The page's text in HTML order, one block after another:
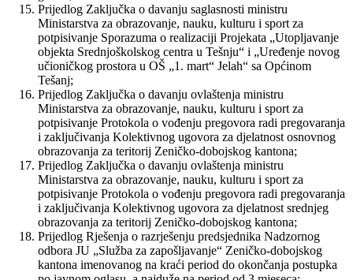
Prijedlog Zaključka o davanju saglasnosti ministru
Ministarstva za obrazovanje, nauku, kulturu i sport za
potpisivanje Sporazuma o realizaciji Projekata „Utopljavanje
objekta Srednjoškolskog centra u Tešnju“ i „Uređenje novog
učioničkog prostora u OŠ „1. mart“ Jelah“ sa Općinom
Tešanj;
Prijedlog Zaključka o davanju ovlaštenja ministru
Ministarstva za obrazovanje, nauku, kulturu i sport za
potpisivanje Protokola o vođenju pregovora radi pregovaranja
i zaključivanja Kolektivnog ugovora za djelatnost osnovnog
obrazovanja za teritorij Zeničko-dobojskog kantona;
Prijedlog Zaključka o davanju ovlaštenja ministru
Ministarstva za obrazovanje, nauku, kulturu i sport za
potpisivanje Protokola o vođenju pregovora radi pregovaranja
i zaključivanja Kolektivnog ugovora za djelatnost srednjeg
obrazovanja za teritorij Zeničko-dobojskog kantona;
Prijedlog Rješenja o razrješenju predsjednika Nadzornog
odbora JU „Služba za zapošljavanje“ Zeničko-dobojskog
kantona imenovanog na kraći period do okončanja postupka